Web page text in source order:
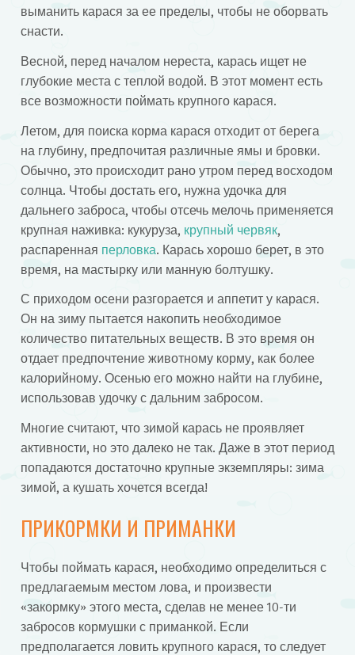
выманить карася за ее пределы, чтобы не оборвать
снасти.
Весной, перед началом нереста, карась ищет не
глубокие места с теплой водой. В этот момент есть
все возможности поймать крупного карася.
Летом, для поиска корма карася отходит от берега
на глубину, предпочитая различные ямы и бровки.
Обычно, это происходит рано утром перед восходом
солнца. Чтобы достать его, нужна удочка для
дальнего заброса, чтобы отсечь мелочь применяется
крупная наживка: кукуруза, крупный червяк,
распаренная перловка. Карась хорошо берет, в это
время, на мастырку или манную болтушку.
С приходом осени разгорается и аппетит у карася.
Он на зиму пытается накопить необходимое
количество питательных веществ. В это время он
отдает предпочтение животному корму, как более
калорийному. Осенью его можно найти на глубине,
использовав удочку с дальним забросом.
Многие считают, что зимой карась не проявляет
активности, но это далеко не так. Даже в этот период
попадаются достаточно крупные экземпляры: зима
зимой, а кушать хочется всегда!
ПРИКОРМКИ И ПРИМАНКИ
Чтобы поймать карася, необходимо определиться с
предлагаемым местом лова, и произвести
«закормку» этого места, сделав не менее 10-ти
забросов кормушки с приманкой. Если
предполагается ловить крупного карася, то следует